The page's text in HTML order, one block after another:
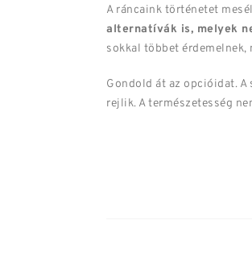
A ráncaink történetet
alternatívák is, melyek
sokkal többet
Gondold át az opcióidat.
rejlik. A természetesség